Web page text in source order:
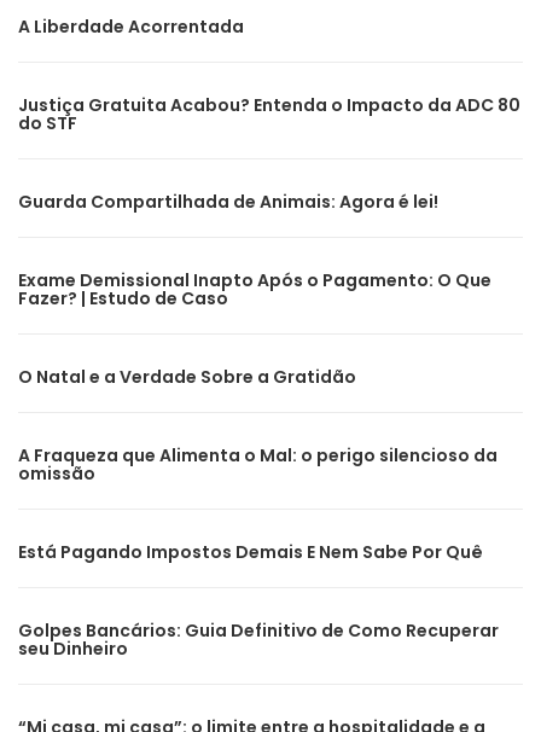
A Liberdade Acorrentada
Justiça Gratuita Acabou? Entenda o Impacto da ADC 80
do STF
Guarda Compartilhada de Animais: Agora é lei!
Exame Demissional Inapto Após o Pagamento: O Que
Fazer? | Estudo de Caso
O Natal e a Verdade Sobre a Gratidão
A Fraqueza que Alimenta o Mal: o perigo silencioso da
omissão
Está Pagando Impostos Demais E Nem Sabe Por Quê
Golpes Bancários: Guia Definitivo de Como Recuperar
seu Dinheiro
“Mi casa, mi casa”: o limite entre a hospitalidade e a